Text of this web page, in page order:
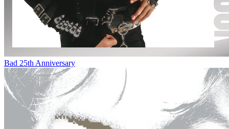
Bad 25th Anniversary